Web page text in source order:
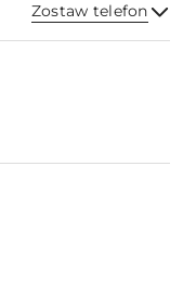
Zostaw telefon